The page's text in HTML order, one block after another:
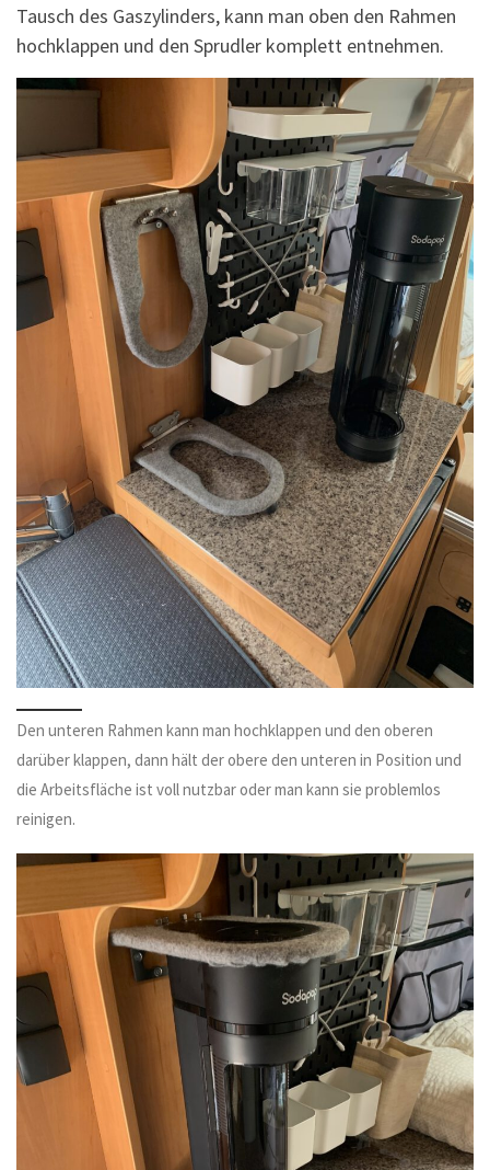
Tausch des Gaszylinders, kann man oben den Rahmen
hochklappen und den Sprudler komplett entnehmen.
Den unteren Rahmen kann man hochklappen und den oberen
darüber klappen, dann hält der obere den unteren in Position und
die Arbeitsfläche ist voll nutzbar oder man kann sie problemlos
reinigen.